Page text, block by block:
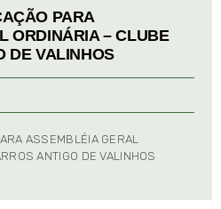
PARA
ORDINÁRIA – CLUBE
DE VALINHOS
ASSEMBLÉIA GERAL
ANTIGO DE VALINHOS